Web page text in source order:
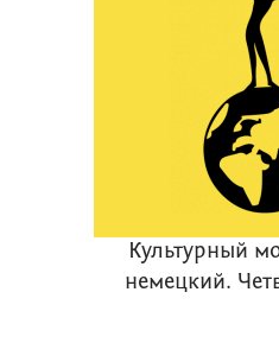
Культурный
немецкий.